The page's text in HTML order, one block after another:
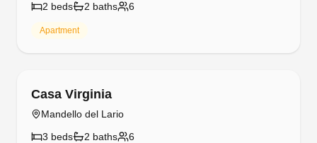
2 beds 2 baths 6
Apartment
Casa Virginia
Mandello del Lario
3 beds 2 baths 6